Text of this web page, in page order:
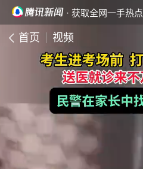
· 获取全网一手热点
首页 视频